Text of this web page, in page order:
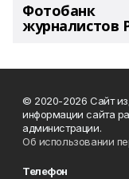
Фотобанк
журналистов
© 2020-2026 Сайт
информации сайта
администрации.
Об использовании
Телефон